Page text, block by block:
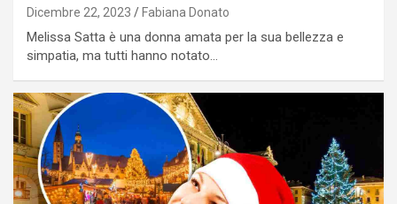
Dicembre 22, 2023 Fabiana Donato
Melissa Satta è una donna amata per la sua bellezza e
simpatia, ma tutti hanno notato…